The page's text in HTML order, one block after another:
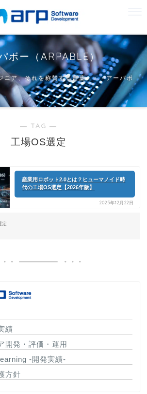
ボー（ARPABLE）
ニア、それを称賛する言葉・・・アーパボ
ー
― TAG ―
工場OS選定
産業用ロボット2.0とは？ヒューマノイド時
代の工場OS選定【2026年版】
2025年12月22日
定
績
開発・評価・運用
-開発実績-
方針